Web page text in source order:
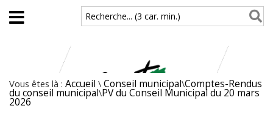
Aller au contenu principal
Recherche... (3 car. min.)
Vous êtes là : Accueil \ Conseil municipal\Comptes-Rendus
du conseil municipal\PV du Conseil Municipal du 20 mars
2026